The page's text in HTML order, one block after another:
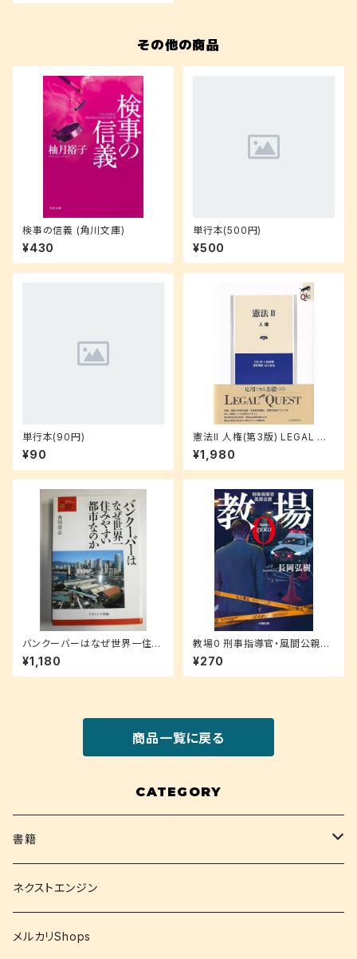
その他の商品
検事の信義 (角川文庫)
¥430
単行本(500円)
¥500
単行本(90円)
¥90
憲法II 人権(第3版) LEGAL QU
EST
¥1,980
バンクーバーはなぜ世界一住み
やすい都市なのか (叢書・地球
発見)
¥1,180
教場0 刑事指導官・風間公親
(小学館文庫 な 17-4)
¥270
商品一覧に戻る
CATEGORY
書籍
関西大学テキスト
就活
ネクストエンジン
メルカリShops